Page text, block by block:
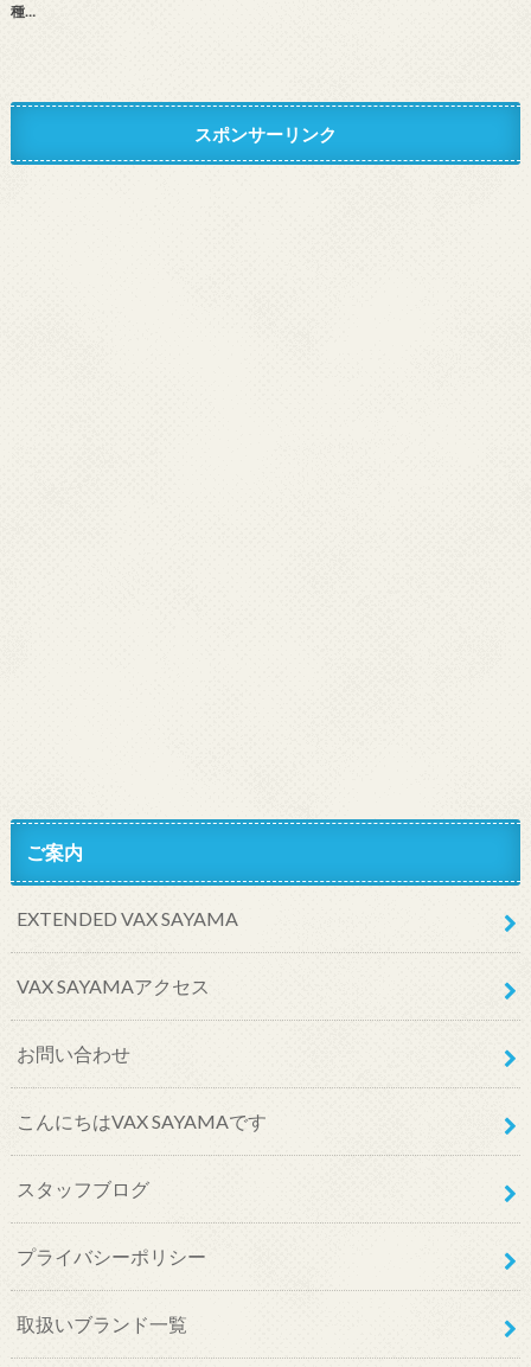
種…
スポンサーリンク
ご案内
EXTENDED VAX SAYAMA
VAX SAYAMAアクセス
お問い合わせ
こんにちはVAX SAYAMAです
スタッフブログ
プライバシーポリシー
取扱いブランド一覧